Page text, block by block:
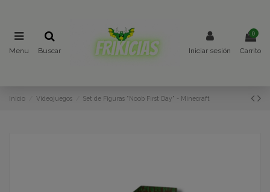
Menu Buscar Iniciar sesión
0
Carrito
Inicio Videojuegos Set de Figuras "Noob First Day" - Minecraft